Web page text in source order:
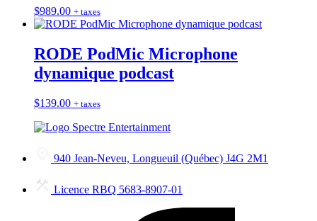
$989.00 + taxes
RODE PodMic Microphone
dynamique podcast
$139.00 + taxes
940 Jean-Neveu, Longueuil (Québec) J4G 2M1
Licence RBQ 5683-8907-01